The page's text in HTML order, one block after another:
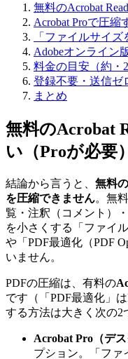
無料のAcrobat
Acrobat Proで圧縮
「ファイルサイ
Adobeオンライン
料金の目安（約・
登録不要・送信ゼ
まとめ
無料のAcrobat
い（Proが必要）
結論から言うと、 無料
を圧縮できません。無
覧・注釈（コメント）
を小さくする「ファイル
や「PDF最適化（PDF
いません。
PDFの圧縮は、有料の
です（「PDF最適化」
する方法は大きく次の2
Acrobat Pro（デ
プション。「ファ